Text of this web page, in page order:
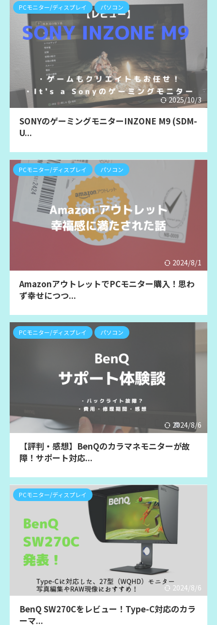
2025/10/3
PCモニター/ディスプレイ パソコン
SONYのゲーミングモニターINZONE M9 (SDM-
U...
2024/8/1
PCモニター/ディスプレイ パソコン
AmazonアウトレットでPCモニター購入！思わ
ず幸せにつつ...
2024/8/6
PCモニター/ディスプレイ パソコン
【評判・感想】BenQのカラマネモニターが故
障！サポート対応...
2024/8/6
PCモニター/ディスプレイ
BenQ SW270Cをレビュー！Type-C対応のカラ
ーマ...